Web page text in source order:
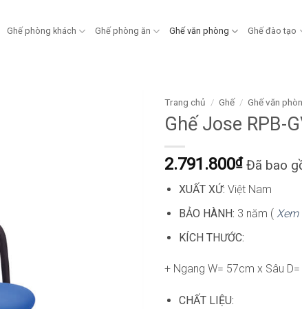
Ghế phòng khách Ghế phòng ăn Ghế văn phòng Ghế đào tạo
Trang chủ / Ghế / Ghế văn
Ghế Jose RPB-
2.791.800₫ Đã bao
XUẤT XỨ: Việt Nam
BẢO HÀNH: 3 năm ( Xem
KÍCH THƯỚC:
+ Ngang W= 57cm x Sâu
CHẤT LIỆU: